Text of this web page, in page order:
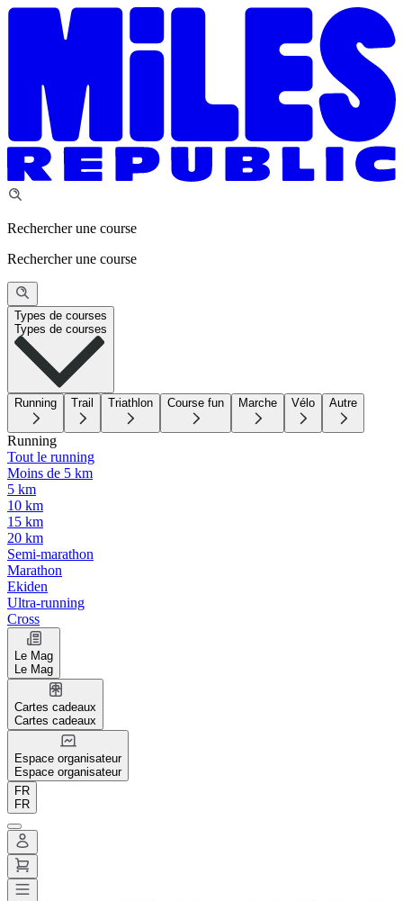
Rechercher une course
Rechercher une course
Types de courses
Types de courses
Running Trail Triathlon Course fun Marche Vélo Autre
Running
Tout le running
Moins de 5 km
5 km
10 km
15 km
20 km
Semi-marathon
Marathon
Ekiden
Ultra-running
Cross
Le Mag
Le Mag
Cartes cadeaux
Cartes cadeaux
Espace organisateur
Espace organisateur
FR
FR